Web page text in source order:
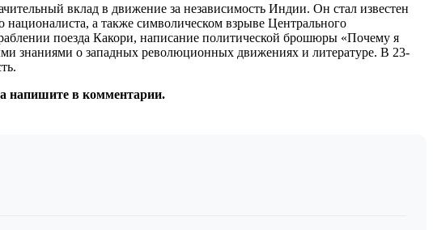
вклад в движение за независимость Индии. Он стал известен
националиста, а также символическом взрыве Центрального
поезда Какори, написание политической брошюры «Почему я
знаниями о западных революционных движениях и литературе. В 23-
напишите в комментарии.